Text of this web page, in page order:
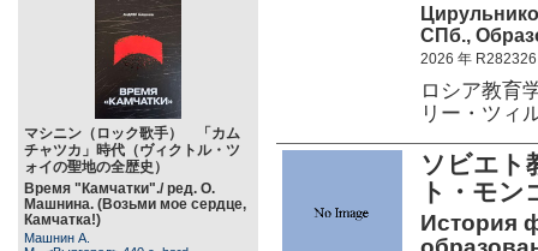
マシニン（ロック歌手） 「カム
チャツカ」時代（ヴィクトル・ツ
ォイの聖地の全歴史）
Время "Камчатки"./ ред. О.
Машнина. (Возьми мое сердце,
Камчатка!)
Машнин А.
СПб.,
2026 年 R282326
ロシア教育
リー・ツィ
ソビエト
ト・モ
История